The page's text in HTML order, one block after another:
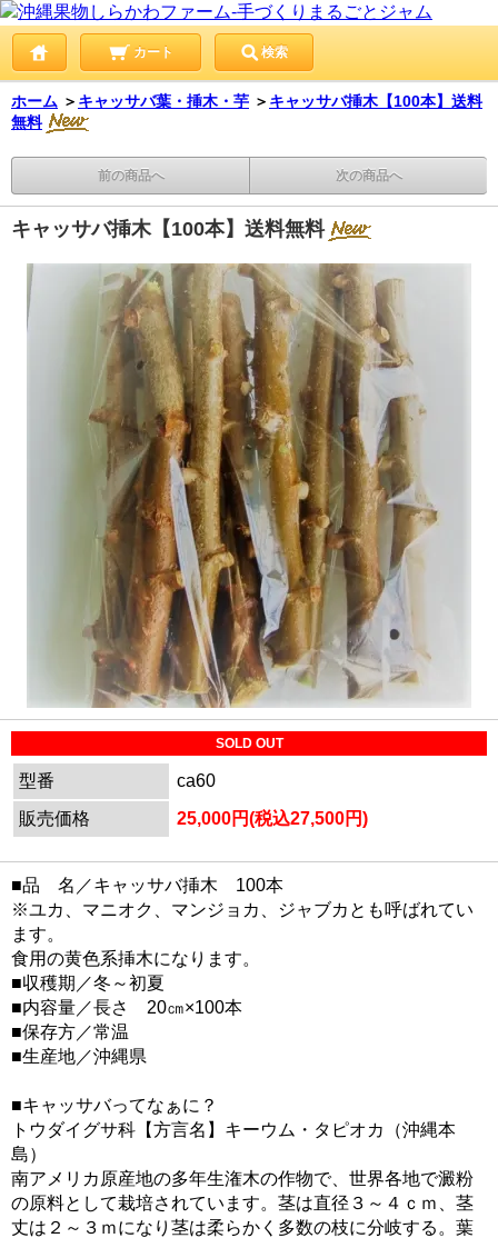
カート 検索
ホーム ＞ キャッサバ葉・挿木・芋 ＞ キャッサバ挿木【100本】送料
無料
前の商品へ 次の商品へ
キャッサバ挿木【100本】送料無料
SOLD OUT
型番
ca60
販売価格
25,000円(税込27,500円)
■品 名／キャッサバ挿木 100本
※ユカ、マニオク、マンジョカ、ジャブカとも呼ばれてい
ます。
食用の黄色系挿木になります。
■収穫期／冬～初夏
■内容量／長さ 20㎝×100本
■保存方／常温
■生産地／沖縄県
■キャッサバってなぁに？
トウダイグサ科【方言名】キーウム・タピオカ（沖縄本
島）
南アメリカ原産地の多年生潅木の作物で、世界各地で澱粉
の原料として栽培されています。茎は直径３～４ｃｍ、茎
丈は２～３ｍになり茎は柔らかく多数の枝に分岐する。葉